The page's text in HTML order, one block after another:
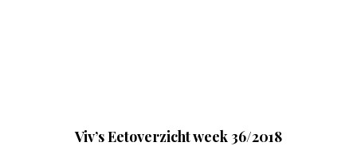
Viv’s Eetoverzicht week 36/2018